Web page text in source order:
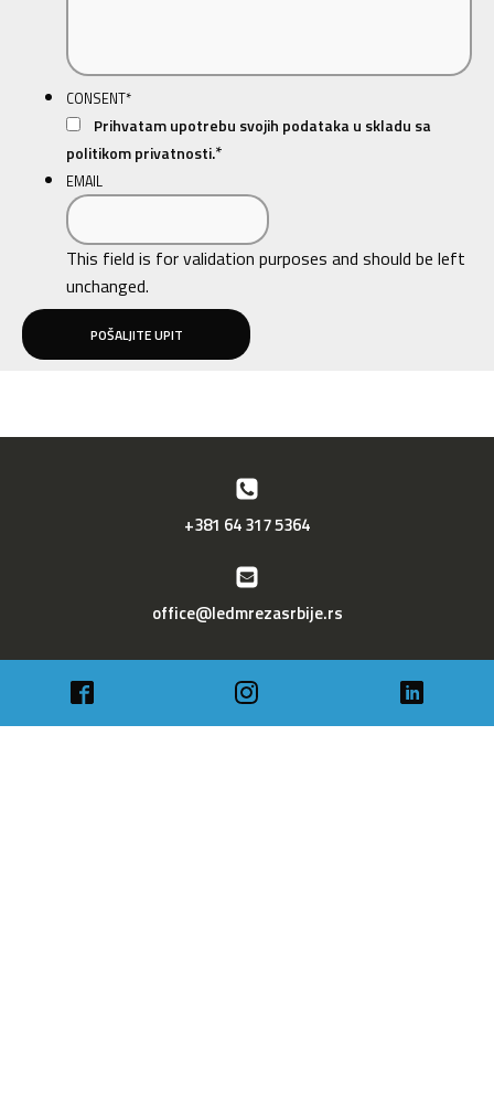
CONSENT*
Prihvatam upotrebu svojih podataka u skladu sa
politikom privatnosti.*
EMAIL
This field is for validation purposes and should be left
unchanged.
+381 64 317 5364
office@ledmrezasrbije.rs